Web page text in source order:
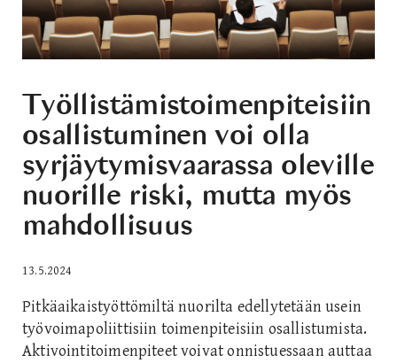
Työllistämistoimenpiteisiin
osallistuminen voi olla
syrjäytymisvaarassa oleville
nuorille riski, mutta myös
mahdollisuus
13.5.2024
Pitkäaikaistyöttömiltä nuorilta edellytetään usein
työvoimapoliittisiin toimenpiteisiin osallistumista.
Aktivointitoimenpiteet voivat onnistuessaan auttaa